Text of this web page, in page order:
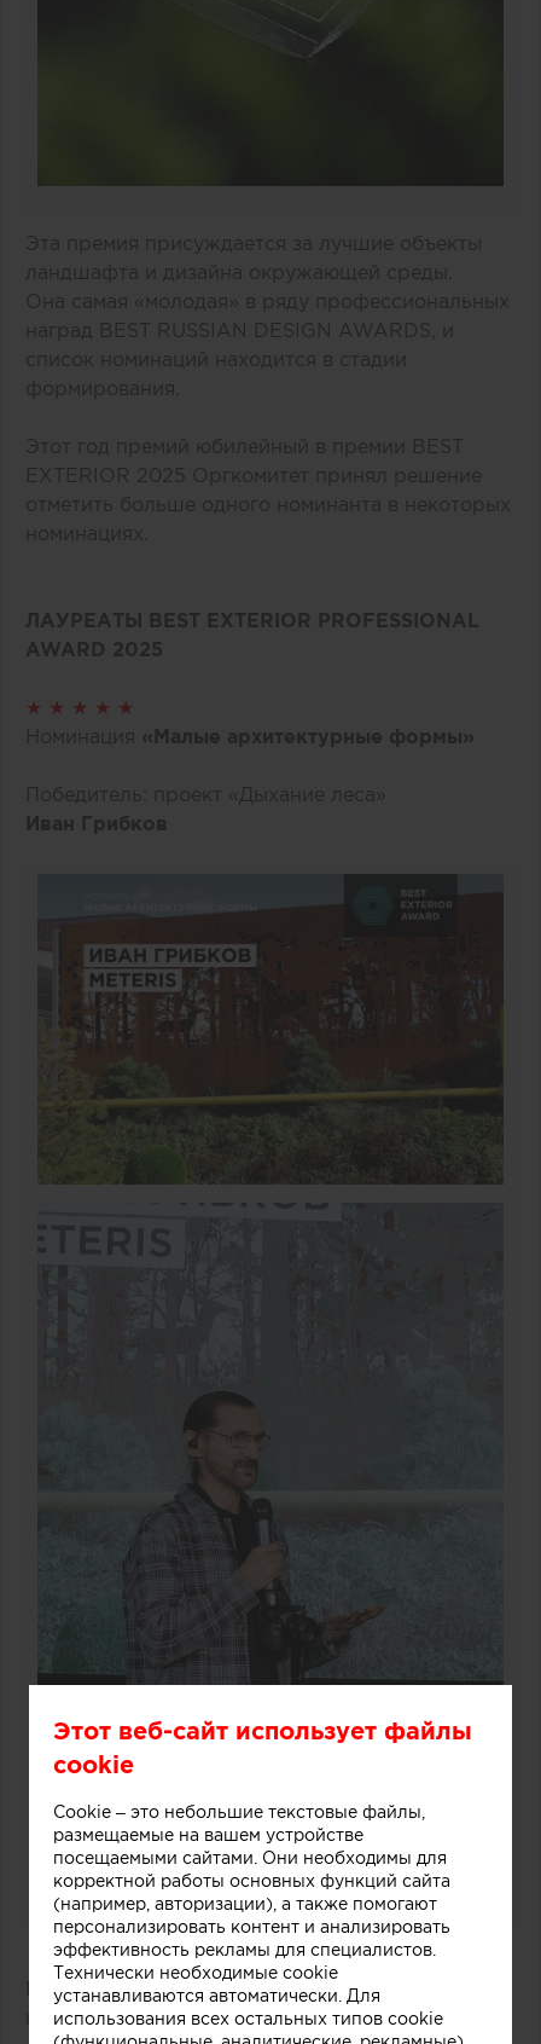
Эта премия присуждается за лучшие объекты
ландшафта и дизайна окружающей среды.
Она самая «молодая» в ряду профессиональных
наград BEST RUSSIAN DESIGN AWARDS, и
список номинаций находится в стадии
формирования.
Этот год премий юбилейный в премии BEST
EXTERIOR 2025 Оргкомитет принял решение
отметить больше одного номинанта в некоторых
номинациях.
ЛАУРЕАТЫ BEST EXTERIOR PROFESSIONAL
AWARD 2025
★ ★ ★ ★ ★
Номинация «Малые архитектурные формы»
Победитель: проект «Дыхание леса»
Иван Грибков
Победитель: проект «Бухта маленького
капитана»
Этот веб-сайт использует файлы
cookie
Cookie – это небольшие текстовые файлы,
размещаемые на вашем устройстве
посещаемыми сайтами. Они необходимы для
корректной работы основных функций сайта
(например, авторизации), а также помогают
персонализировать контент и анализировать
эффективность рекламы для специалистов.
Технически необходимые cookie
устанавливаются автоматически. Для
использования всех остальных типов cookie